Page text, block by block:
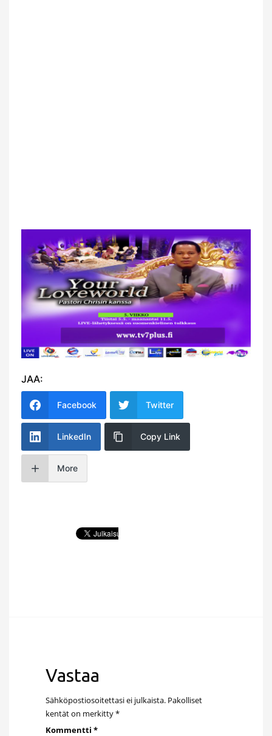
JAA:
Facebook Twitter
LinkedIn Copy Link
More
Vastaa
Sähköpostiosoitettasi ei julkaista. Pakolliset
kentät on merkitty*
Kommentti *